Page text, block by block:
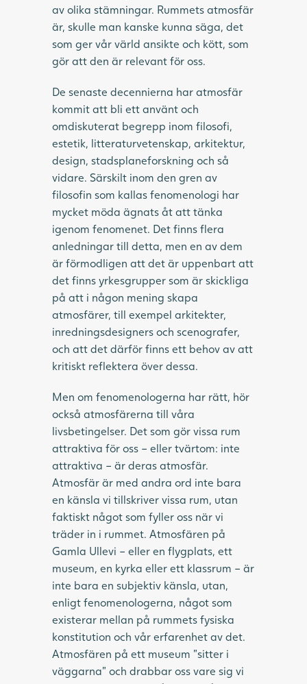
av olika stämningar. Rummets atmosfär
är, skulle man kanske kunna säga, det
som ger vår värld ansikte och kött, som
gör att den är relevant för oss.
De senaste decennierna har atmosfär
kommit att bli ett använt och
omdiskuterat begrepp inom filosofi,
estetik, litteraturvetenskap, arkitektur,
design, stadsplaneforskning och så
vidare. Särskilt inom den gren av
filosofin som kallas fenomenologi har
mycket möda ägnats åt att tänka
igenom fenomenet. Det finns flera
anledningar till detta, men en av dem
är förmodligen att det är uppenbart att
det finns yrkesgrupper som är skickliga
på att i någon mening skapa
atmosfärer, till exempel arkitekter,
inredningsdesigners och scenografer,
och att det därför finns ett behov av att
kritiskt reflektera över dessa.
Men om fenomenologerna har rätt, hör
också atmosfärerna till våra
livsbetingelser. Det som gör vissa rum
attraktiva för oss – eller tvärtom: inte
attraktiva – är deras atmosfär.
Atmosfär är med andra ord inte bara
en känsla vi tillskriver vissa rum, utan
faktiskt något som fyller oss när vi
träder in i rummet. Atmosfären på
Gamla Ullevi – eller en flygplats, ett
museum, en kyrka eller ett klassrum – är
inte bara en subjektiv känsla, utan,
enligt fenomenologerna, något som
existerar mellan på rummets fysiska
konstitution och vår erfarenhet av det.
Atmosfären på ett museum ”sitter i
väggarna” och drabbar oss vare sig vi